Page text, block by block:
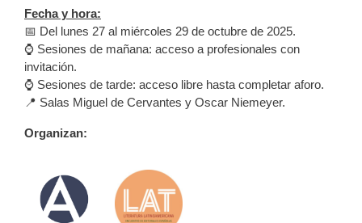
Fecha y hora:
📅 Del lunes 27 al miércoles 29 de octubre de 2025.
⌚ Sesiones de mañana: acceso a profesionales con
invitación.
⌚ Sesiones de tarde: acceso libre hasta completar aforo.
📍 Salas Miguel de Cervantes y Oscar Niemeyer.
Organizan: